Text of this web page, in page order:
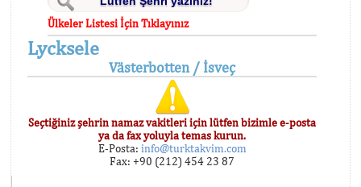
Ülkeler Listesi İçin Tıklayınız
Lycksele
Västerbotten / İsveç
Seçtiğiniz şehrin namaz vakitleri için lütfen bizimle e-posta
ya da fax yoluyla temas kurun.
E-Posta: info@turktakvim.com
Fax: +90 (212) 454 23 87